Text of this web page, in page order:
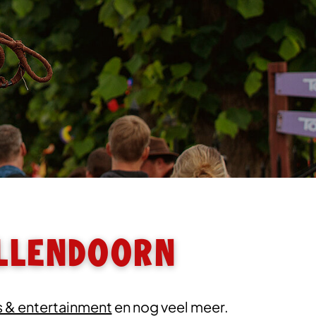
& entertainment en nog veel meer.